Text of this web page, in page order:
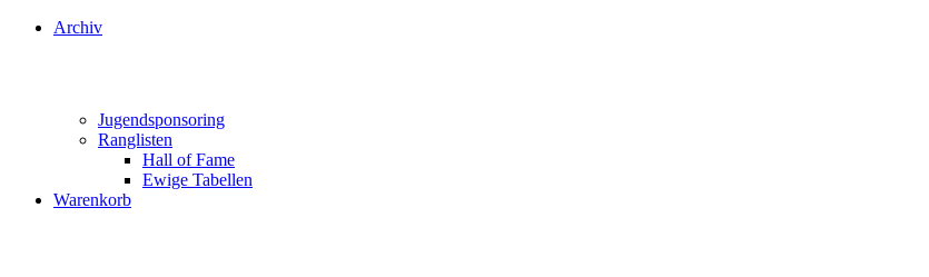
Archiv
Jugendsponsoring
Ranglisten
Hall of Fame
Ewige Tabellen
Warenkorb